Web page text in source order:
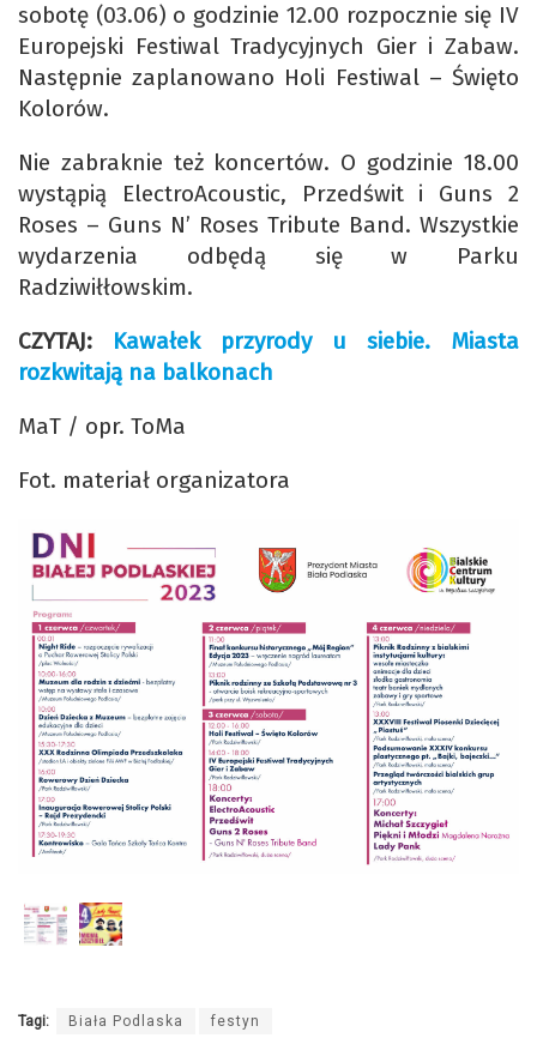
sobotę (03.06) o godzinie 12.00 rozpocznie się IV
Europejski Festiwal Tradycyjnych Gier i Zabaw.
Następnie zaplanowano Holi Festiwal – Święto
Kolorów.
Nie zabraknie też koncertów. O godzinie 18.00
wystąpią ElectroAcoustic, Przedświt i Guns 2
Roses – Guns N’ Roses Tribute Band. Wszystkie
wydarzenia odbędą się w Parku
Radziwiłłowskim.
CZYTAJ: Kawałek przyrody u siebie. Miasta
rozkwitają na balkonach
MaT / opr. ToMa
Fot. materiał organizatora
Tagi: Biała Podlaska festyn